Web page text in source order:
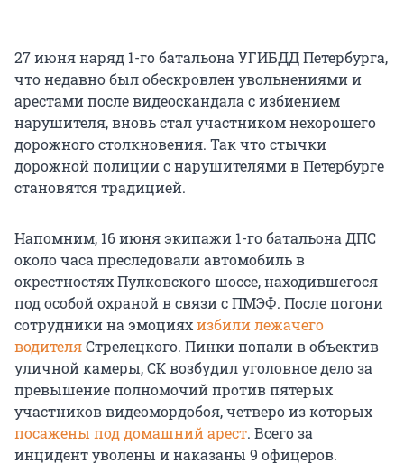
27 июня наряд 1-го батальона УГИБДД Петербурга,
что недавно был обескровлен увольнениями и
арестами после видеоскандала с избиением
нарушителя, вновь стал участником нехорошего
дорожного столкновения. Так что стычки
дорожной полиции с нарушителями в Петербурге
становятся традицией.
Напомним, 16 июня экипажи 1-го батальона ДПС
около часа преследовали автомобиль в
окрестностях Пулковского шоссе, находившегося
под особой охраной в связи с ПМЭФ. После погони
сотрудники на эмоцияхизбили лежачего
водителяСтрелецкого. Пинки попали в объектив
уличной камеры, СК возбудил уголовное дело за
превышение полномочий против пятерых
участников видеомордобоя, четверо из которых
посажены под домашний арест. Всего за
инцидент уволены и наказаны 9 офицеров.